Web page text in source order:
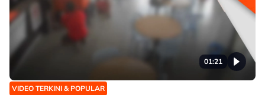
01:21
VIDEO TERKINI & POPULAR